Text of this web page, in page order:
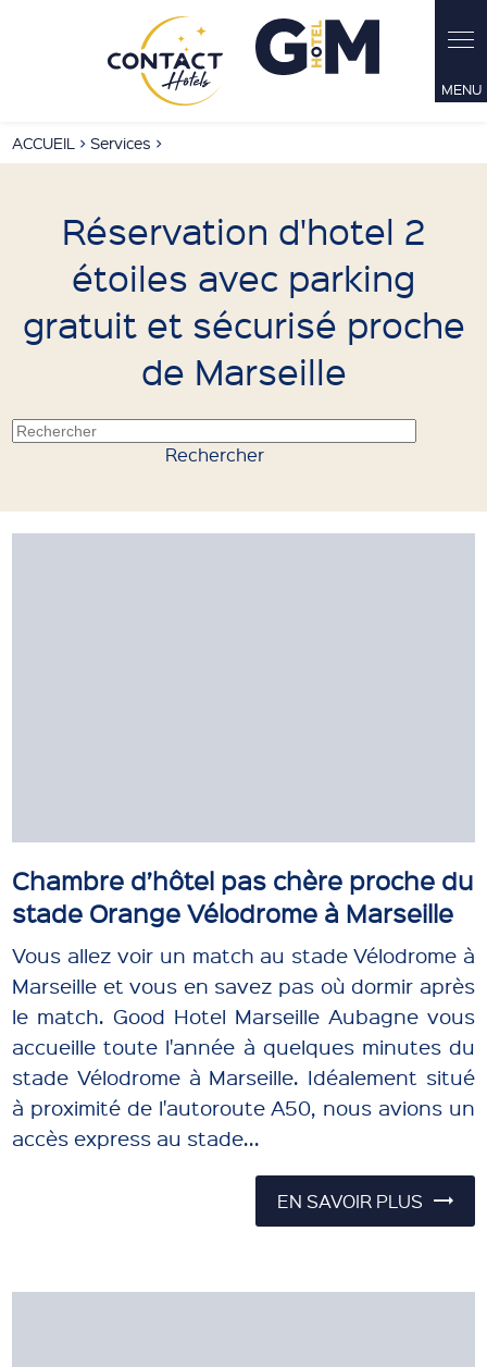
ACCUEIL >Services >
Réservation d'hotel 2
étoiles avec parking
gratuit et sécurisé proche
de Marseille
Rechercher
Chambre d’hôtel pas chère proche du
stade Orange Vélodrome à Marseille
Vous allez voir un match au stade Vélodrome à
Marseille et vous en savez pas où dormir après
le match. Good Hotel Marseille Aubagne vous
accueille toute l'année à quelques minutes du
stade Vélodrome à Marseille. Idéalement situé
à proximité de l'autoroute A50, nous avions un
accès express au stade...
EN SAVOIR PLUS